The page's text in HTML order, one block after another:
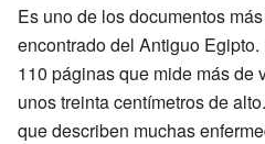
Es uno de los documentos
encontrado del Antiguo
110 páginas que mide más de
unos treinta centímetros de
que describen muchas